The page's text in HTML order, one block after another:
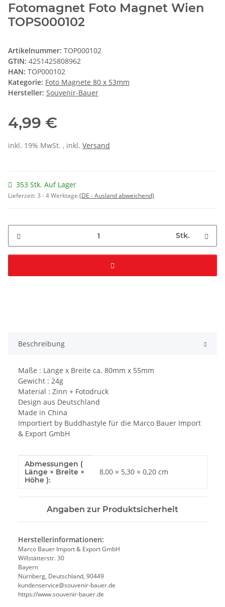
Fotomagnet Foto Magnet Wien
TOPS000102
Artikelnummer: TOP000102
GTIN: 4251425808962
HAN: TOP000102
Kategorie: Foto Magnete 80 x 53mm
Hersteller: Souvenir-Bauer
4,99 €
inkl. 19% MwSt. , inkl. Versand
353 Stk. Auf Lager
Lieferzeit:3 - 4 Werktage (DE - Ausland abweichend)
Stk.
Beschreibung
Maße : Länge x Breite ca. 80mm x 55mm
Gewicht : 24g
Material : Zinn + Fotodruck
Design aus Deutschland
Made in China
Importiert by Buddhastyle für die Marco Bauer Import
& Export GmbH
Produkteigenschaft
Wert
Abmessungen (
Länge × Breite ×
Höhe ):
8,00 × 5,30 × 0,20 cm
Angaben zur Produktsicherheit
Herstellerinformationen:
Marco Bauer Import & Export GmbH
Willstätterstr. 30
Bayern
Nürnberg, Deutschland, 90449
kundenservice@souvenir-bauer.de
https://www.souvenir-bauer.de